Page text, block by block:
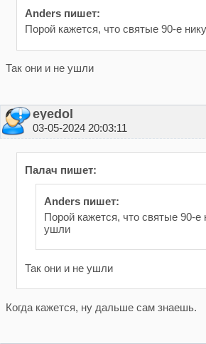
Anders пишет:
Порой кажется, что святые 90-е
Так они и не ушли
eyedol
03-05-2024 20:03:11
Палач пишет:
Anders пишет:
Порой кажется, что святые 90-е
ушли
Так они и не ушли
Когда кажется, ну дальше сам знаешь.